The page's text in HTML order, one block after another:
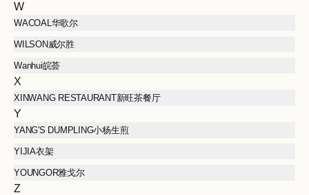
W
WACOAL华歌尔
WILSON威尔胜
Wanhui皖荟
X
XINWANG RESTAURANT新旺茶餐厅
Y
YANG'S DUMPLING小杨生煎
YIJIA衣架
YOUNGOR雅戈尔
Z